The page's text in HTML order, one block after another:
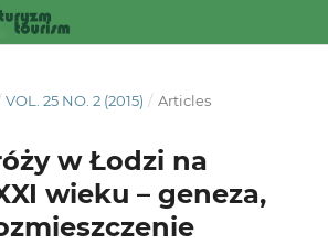
VOL. 25 NO. 2 (2015) / Articles
w Łodzi na
wieku – geneza,